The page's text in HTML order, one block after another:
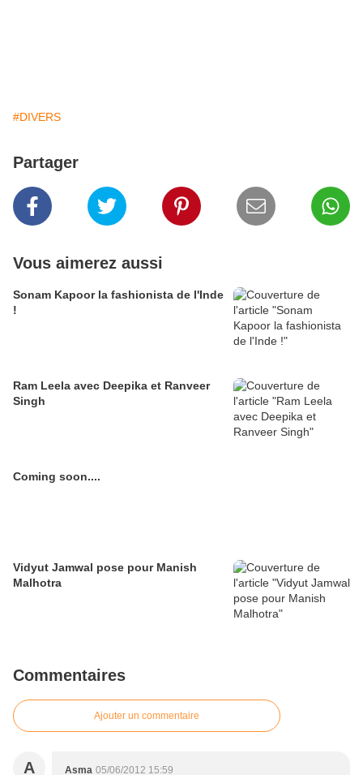
#DIVERS
Partager
Vous aimerez aussi
Sonam Kapoor la fashionista de l'Inde
!
Ram Leela avec Deepika et Ranveer
Singh
Coming soon....
Vidyut Jamwal pose pour Manish
Malhotra
Commentaires
Ajouter un commentaire
A Asma 05/06/2012 15:59